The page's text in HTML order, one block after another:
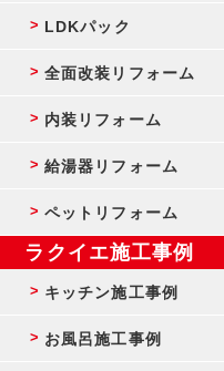
LDKパック
全面改装リフォーム
内装リフォーム
給湯器リフォーム
ペットリフォーム
ラクイエ施工事例
キッチン施工事例
お風呂施工事例